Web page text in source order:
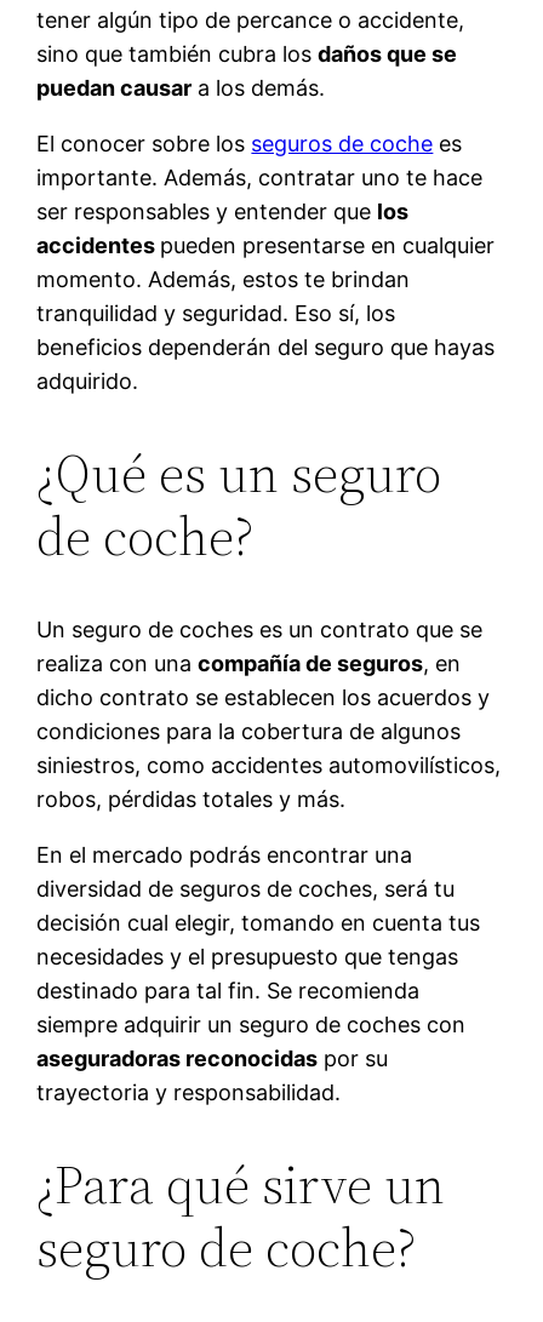
tener algún tipo de percance o accidente,
sino que también cubra losdaños que se
puedan causar a los demás.
El conocer sobre los seguros de coche es
importante. Además, contratar uno te hace
ser responsables y entender que los
accidentes pueden presentarse en cualquier
momento. Además, estos te brindan
tranquilidad y seguridad. Eso sí, los
beneficios dependerán del seguro que hayas
adquirido.
¿Qué es un seguro
de coche?
Un seguro de coches es un contrato que se
realiza con unacompañía de seguros, en
dicho contrato se establecen los acuerdos y
condiciones para la cobertura de algunos
siniestros, como accidentes automovilísticos,
robos, pérdidas totales y más.
En el mercado podrás encontrar una
diversidad de seguros de coches, será tu
decisión cual elegir, tomando en cuenta tus
necesidades y el presupuesto que tengas
destinado para tal fin. Se recomienda
siempre adquirir un seguro de coches con
aseguradoras reconocidas por su
trayectoria y responsabilidad.
¿Para qué sirve un
seguro de coche?